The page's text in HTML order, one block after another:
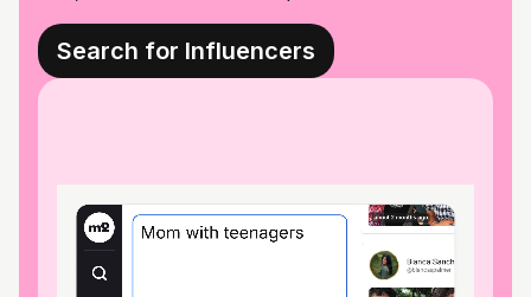
Search for Influencers